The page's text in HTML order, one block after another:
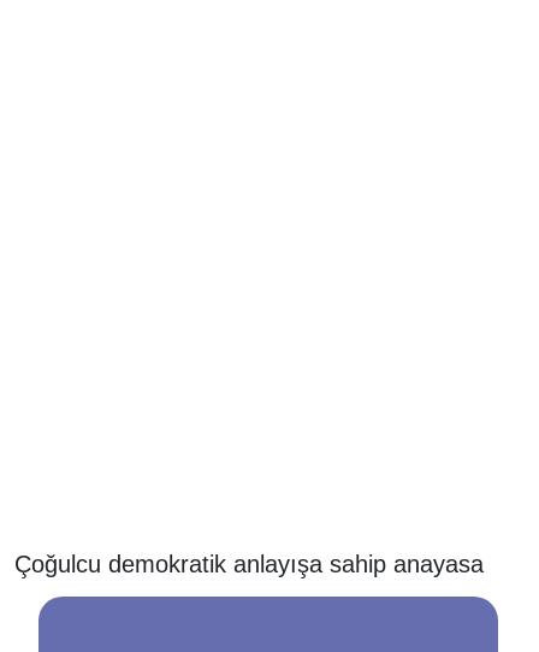
Çoğulcu demokratik anlayışa sahip anayasa